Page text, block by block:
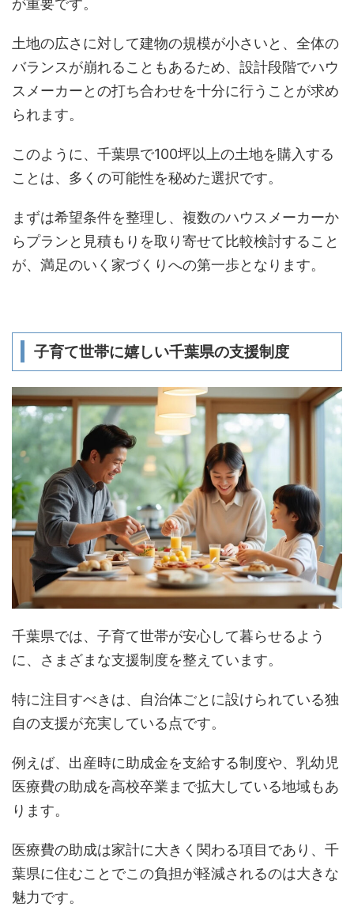
土地の広さに対して建物の規模が小さいと、全体の
バランスが崩れることもあるため、設計段階でハウ
スメーカーとの打ち合わせを十分に行うことが求め
られます。
このように、千葉県で100坪以上の土地を購入する
ことは、多くの可能性を秘めた選択です。
まずは希望条件を整理し、複数のハウスメーカーか
らプランと見積もりを取り寄せて比較検討すること
が、満足のいく家づくりへの第一歩となります。
子育て世帯に嬉しい千葉県の支援制度
千葉県では、子育て世帯が安心して暮らせるよう
に、さまざまな支援制度を整えています。
特に注目すべきは、自治体ごとに設けられている独
自の支援が充実している点です。
例えば、出産時に助成金を支給する制度や、乳幼児
医療費の助成を高校卒業まで拡大している地域もあ
ります。
医療費の助成は家計に大きく関わる項目であり、千
葉県に住むことでこの負担が軽減されるのは大きな
魅力です。